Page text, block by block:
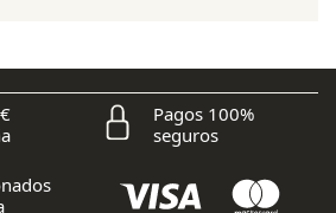
270,00 €.196,95 €.
Pagos 100%
seguros